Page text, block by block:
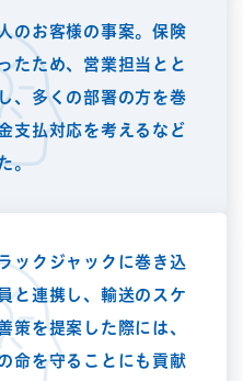
のお客様の事案。保険
たため、営業担当とと
、多くの部署の方を巻
支払対応を考えるなど
。
ックジャックに巻き込
と連携し、輸送のスケ
策を提案した際には、
命を守ることにも貢献